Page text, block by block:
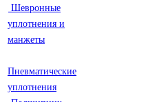
Шевронные
уплотнения и
манжеты
Пневматические
уплотнения